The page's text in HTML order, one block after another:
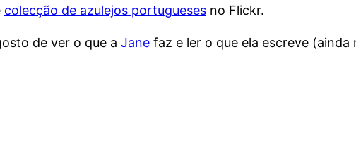
colecção de azulejos portugueses no Flickr.
de ver o que a Jane faz e ler o que ela escreve (ainda